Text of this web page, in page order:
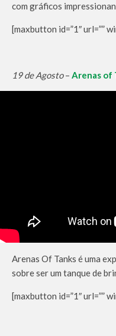
com gráficos
[maxbutton id=”1″ url=””
19 de Agosto– Arenas of
Arenas Of Tanks é uma
sobre ser um tanque de
[maxbutton id=”1″ url=””